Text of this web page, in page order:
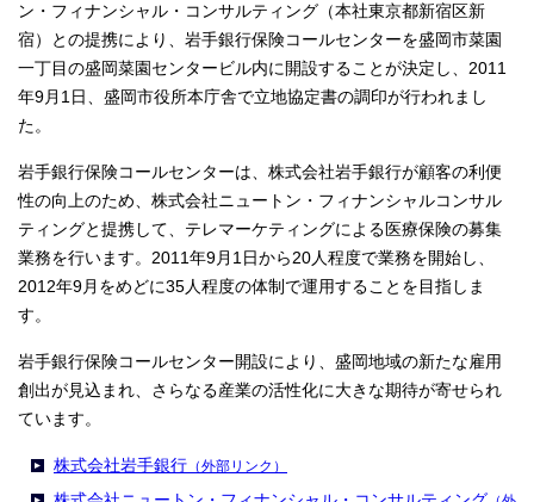
ン・フィナンシャル・コンサルティング（本社東京都新宿区新
宿）との提携により、岩手銀行保険コールセンターを盛岡市菜園
一丁目の盛岡菜園センタービル内に開設することが決定し、2011
年9月1日、盛岡市役所本庁舎で立地協定書の調印が行われまし
た。
岩手銀行保険コールセンターは、株式会社岩手銀行が顧客の利便
性の向上のため、株式会社ニュートン・フィナンシャルコンサル
ティングと提携して、テレマーケティングによる医療保険の募集
業務を行います。2011年9月1日から20人程度で業務を開始し、
2012年9月をめどに35人程度の体制で運用することを目指しま
す。
岩手銀行保険コールセンター開設により、盛岡地域の新たな雇用
創出が見込まれ、さらなる産業の活性化に大きな期待が寄せられ
ています。
株式会社岩手銀行 （外部リンク）